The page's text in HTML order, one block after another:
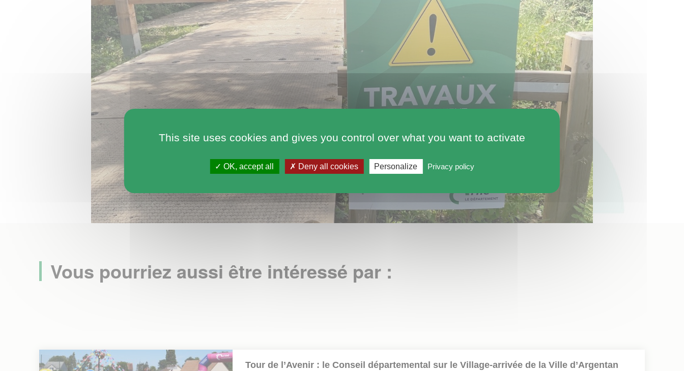
Vous pourriez aussi être intéressé par :
Tour de l’Avenir : le Conseil départemental sur le Village-arrivée de la Ville d’Argentan
This site uses cookies and gives you control over what you want to activate
OK, accept all Deny all cookies Personalize Privacy policy